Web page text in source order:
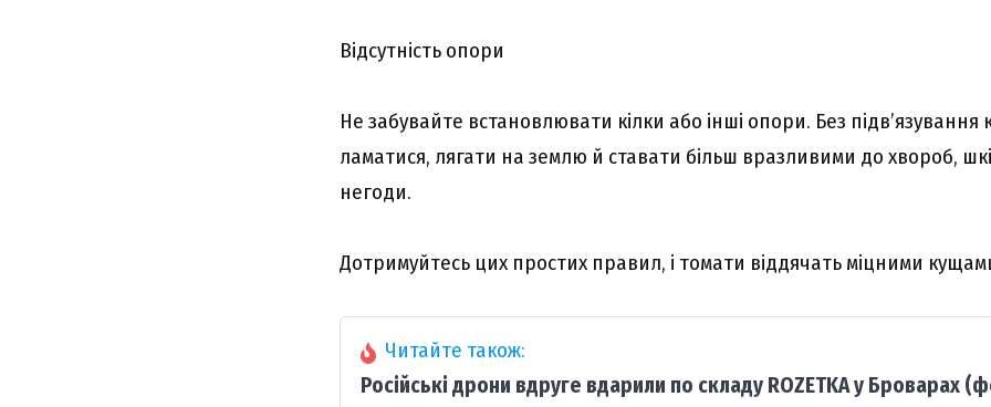
Відсутність опори
Не забувайте встановлювати кілки або інші опори. Без підв’язування
ламатися, лягати на землю й ставати більш вразливими до хвороб,
негоди.
Дотримуйтесь цих простих правил, і томати віддячать міцними
Читайте також:
Російські дрони вдруге вдарили по складу ROZETKA у Броварах